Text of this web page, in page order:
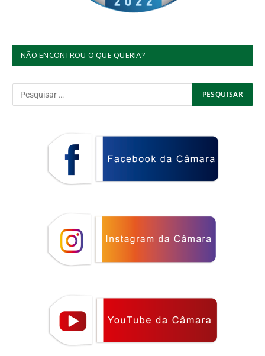
NÃO ENCONTROU O QUE QUERIA?